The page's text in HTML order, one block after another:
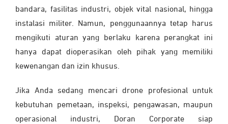
bandara, fasilitas industri, objek vital nasional, hingga
instalasi militer. Namun, penggunaannya tetap harus
mengikuti aturan yang berlaku karena perangkat ini
hanya dapat dioperasikan oleh pihak yang memiliki
kewenangan dan izin khusus.
Jika Anda sedang mencari drone profesional untuk
kebutuhan pemetaan, inspeksi, pengawasan, maupun
operasional industri, Doran Corporate siap